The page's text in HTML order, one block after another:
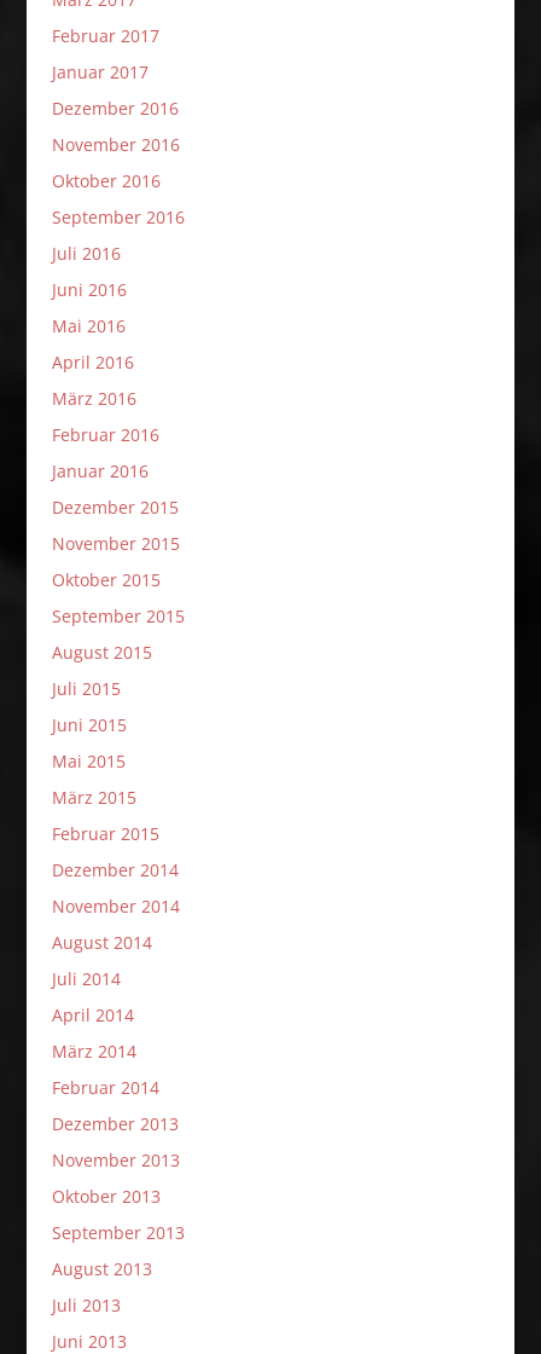
Februar 2017
Januar 2017
Dezember 2016
November 2016
Oktober 2016
September 2016
Juli 2016
Juni 2016
Mai 2016
April 2016
März 2016
Februar 2016
Januar 2016
Dezember 2015
November 2015
Oktober 2015
September 2015
August 2015
Juli 2015
Juni 2015
Mai 2015
März 2015
Februar 2015
Dezember 2014
November 2014
August 2014
Juli 2014
April 2014
März 2014
Februar 2014
Dezember 2013
November 2013
Oktober 2013
September 2013
August 2013
Juli 2013
Juni 2013